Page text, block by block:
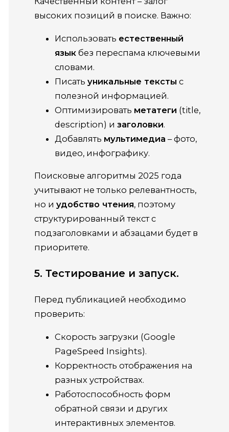
высоких позиций в поиске. Важно:
Использовать естественный
языкбез переспама ключевыми
словами.
Писать уникальные тексты с
полезной информацией.
Оптимизировать метатеги (title,
description) и заголовки.
Добавлять мультимедиа – фото,
видео, инфографику.
Поисковые алгоритмы 2025 года
учитывают не только релевантность,
но и удобство чтения, поэтому
структурированный текст с
подзаголовками и абзацами будет в
приоритете.
5. Тестирование и запуск.
Перед публикацией необходимо
проверить:
Скорость загрузки (Google
PageSpeed Insights).
Корректность отображения на
разных устройствах.
Работоспособность форм
обратной связи и других
интерактивных элементов.